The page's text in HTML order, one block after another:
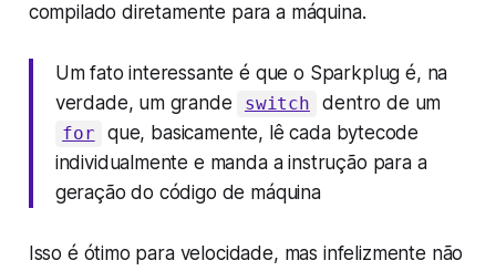
compilado diretamente para a máquina.
Um fato interessante é que o Sparkplug é, na
verdade, um grande
switch dentro de um
for
que, basicamente, lê cada bytecode
individualmente e manda a instrução para a
geração do código de máquina
Isso é ótimo para velocidade, mas infelizmente não